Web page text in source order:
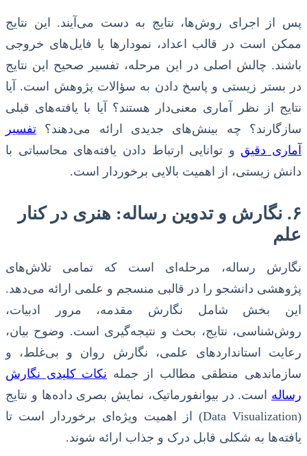
پس از اجرای روش‌ها، نتایج به دست می‌آیند. این نتایج
ممکن است در قالب اعداد، نمودارها یا فایل‌های خروجی
باشند. چالش اصلی در این مرحله، تفسیر صحیح این نتایج
در بستر زیستی و پاسخ دادن به سؤالات پژوهش است. آیا
نتایج از نظر آماری معنی‌دار هستند؟ آیا با یافته‌های قبلی
سازگارند؟ چه بینش‌های جدیدی ارائه می‌دهند؟ تفسیر
آماری دقیق و توانایی ارتباط دادن یافته‌های محاسباتی با
دانش زیستی، از اهمیت بالایی برخوردار است.
۶. نگارش و تدوین رساله: هنری در کنار
علم
نگارش رساله، مرحله‌ای است که تمامی تلاش‌های
پژوهشی دانشجو را در قالبی منسجم و علمی ارائه می‌دهد.
این بخش شامل نگارش مقدمه، مرور ادبیات،
روش‌شناسی، نتایج، بحث و نتیجه‌گیری است. وضوح بیان،
رعایت استانداردهای علمی، نگارش روان و بی‌غلط، و
سازماندهی منطقی مطالب از جمله نکات کلیدی نگارش
رساله است. در بیوانفورماتیک، نمایش بصری داده‌ها و نتایج
(Data Visualization) از اهمیت ویژه‌ای برخوردار است تا
یافته‌ها به شکلی قابل درک و جذاب ارائه شوند.